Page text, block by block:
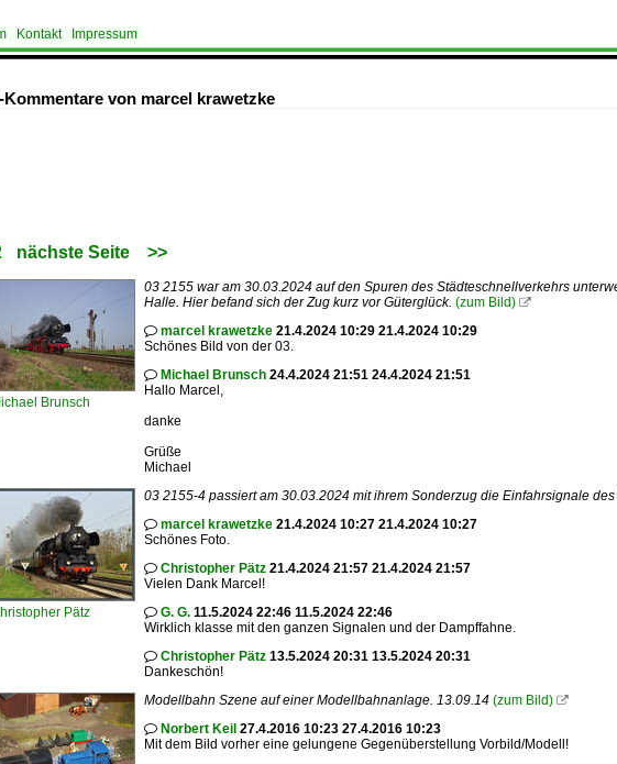
Kontakt Impressum
Kommentare von marcel krawetzke
nächste Seite >>
Brunsch
03 2155 war am 30.03.2024 auf den Spuren des Städteschnellverkehrs
Halle. Hier befand sich der Zug kurz vor Güterglück. (zum Bild) 
 marcel krawetzke 21.4.2024 10:29 21.4.2024 10:29
Schönes Bild von der 03.
 Michael Brunsch 24.4.2024 21:51 24.4.2024 21:51
Hallo Marcel,
danke
Grüße
Michael
Pätz
03 2155-4 passiert am 30.03.2024 mit ihrem Sonderzug die Einfahrsignale
 marcel krawetzke 21.4.2024 10:27 21.4.2024 10:27
Schönes Foto.
 Christopher Pätz 21.4.2024 21:57 21.4.2024 21:57
Vielen Dank Marcel!
 G. G. 11.5.2024 22:46 11.5.2024 22:46
Wirklich klasse mit den ganzen Signalen und der Dampffahne.
 Christopher Pätz 13.5.2024 20:31 13.5.2024 20:31
Dankeschön!
Modellbahn Szene auf einer Modellbahnanlage. 13.09.14 (zum Bild) 
 Norbert Keil 27.4.2016 10:23 27.4.2016 10:23
Mit dem Bild vorher eine gelungene Gegenüberstellung Vorbild/Modell!